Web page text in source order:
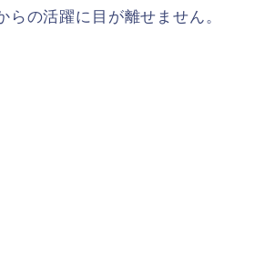
らの活躍に目が離せません。